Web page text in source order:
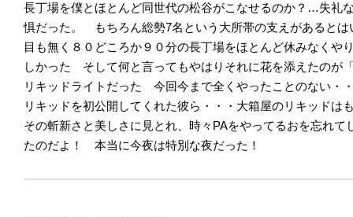
長丁場を僕とほとんど同世代の松谷がこなせるのか？…失礼
惧だった。 もちろん総勢7名という大所帯の支えがあるとは
目も無く８０どころか９０分の長丁場をほとんど休みなくや
しかった そして何と言ってもやはりそれに花を添えたのが
リキッドライトだった 今回今まで全くやったことのない・
リキッドを初公開してくれた彼ら・・・大箱屋のリキッドは
その斬新さと美しさに見とれ、時々PAをやってるおを忘れ
たのだよ！ 本当に今夜は特別な夜だった！